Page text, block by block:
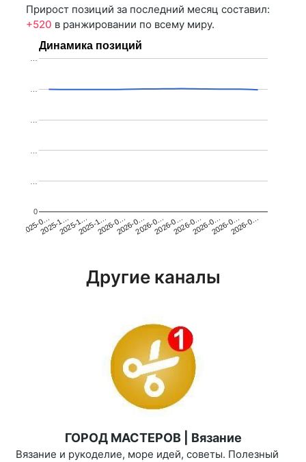
Прирост позиций за последний месяц составил:
+520 в ранжировании по всему миру.
Динамика позиций
2025-0…2025-1…2025-1…2025-1…2026-0…2026-0…2026-0…2026-0…2026-0…2026-0…2026-0…2026-0…
0
…
…
Другие каналы
ГОРОД МАСТЕРОВ | Вязание
Вязание и рукоделие, море идей, советы. Полезный